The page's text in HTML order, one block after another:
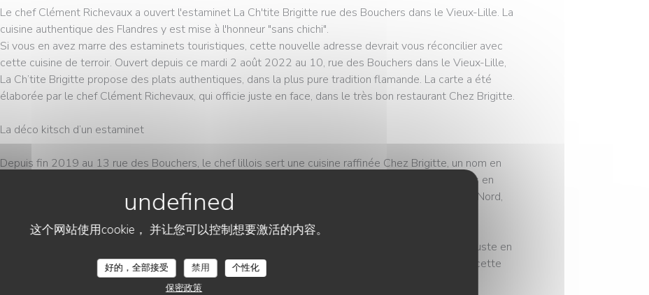
这个网站使用cookie， 并让您可以控制想要激活的内容。
好的，全部接受 禁用
个性化
保密政策
Le chef Clément Richevaux a ouvert l'estaminet La Ch'tite Brigitte rue des Bouchers dans le Vieux-Lille. La
cuisine authentique des Flandres y est mise à l'honneur "sans chichi".
Si vous en avez marre des estaminets touristiques, cette nouvelle adresse devrait vous réconcilier avec
cette cuisine de terroir. Ouvert depuis ce mardi 2 août 2022 au 10, rue des Bouchers dans le Vieux-Lille,
La Ch’tite Brigitte propose des plats authentiques, dans la plus pure tradition flamande. La carte a été
élaborée par le chef Clément Richevaux, qui officie juste en face, dans le très bon restaurant Chez Brigitte.
La déco kitsch d’un estaminet
Depuis fin 2019 au 13 rue des Bouchers, le chef lillois sert une cuisine raffinée Chez Brigitte, un nom en
clin d’œil à sa grand-mère qui lui a donné le goût de cuisiner. Mais Clément Richevaux avait toujours en
tête de réaliser l’un de ses rêves : ouvrir un véritable estaminet pour y servir des plats typiques du Nord,
comme les préparait Mamie Brigitte.
L’opportunité s’est finalement présentée cette année, avec la fermeture du restaurant L’Arc, situé juste en
face de Chez Brigitte. Un emplacement en or ! « Je suis né à 500 m d’ici, j’ai quasiment grandi dans cette
rue », raconte le Lillois.